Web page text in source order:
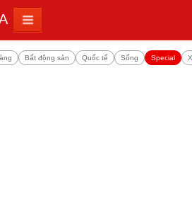
Bất động sản Quốc tế Sống Special